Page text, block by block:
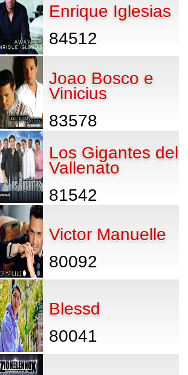
Enrique Iglesias
84512
Joao Bosco e
Vinicius
83578
Los Gigantes del
Vallenato
81542
Victor Manuelle
80092
Blessd
80041